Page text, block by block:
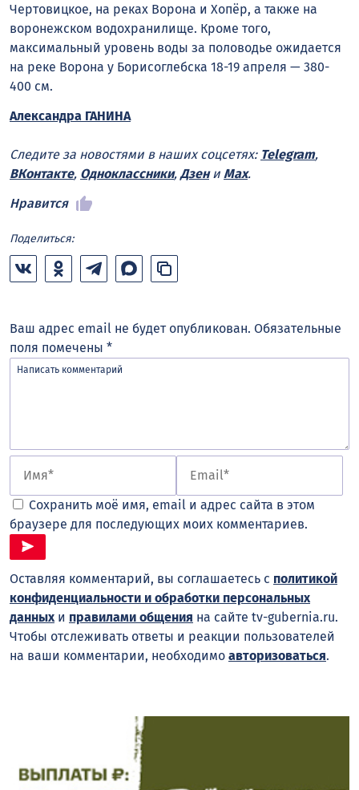
Чертовицкое, на реках Ворона и Хопёр, а также на
воронежском водохранилище. Кроме того,
максимальный уровень воды за половодье ожидается
на реке Ворона у Борисоглебска 18-19 апреля — 380-
400 см.
Александра ГАНИНА
Следите за новостями в наших соцсетях: Telegram,
ВКонтакте, Одноклассники, Дзени Max.
Нравится
Поделиться:
Ваш адрес email не будет опубликован. Обязательные
поля помечены *
Сохранить моё имя, email и адрес сайта в этом
браузере для последующих моих комментариев.
Оставляя комментарий, вы соглашаетесь с политикой
конфиденциальности и обработки персональных
данныхи правилами общения на сайте tv-gubernia.ru.
Чтобы отслеживать ответы и реакции пользователей
на ваши комментарии, необходимо авторизоваться.